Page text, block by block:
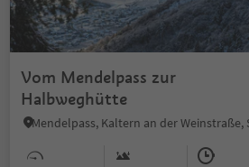
1/4
Vom Mendelpass zur
Halbweghütte